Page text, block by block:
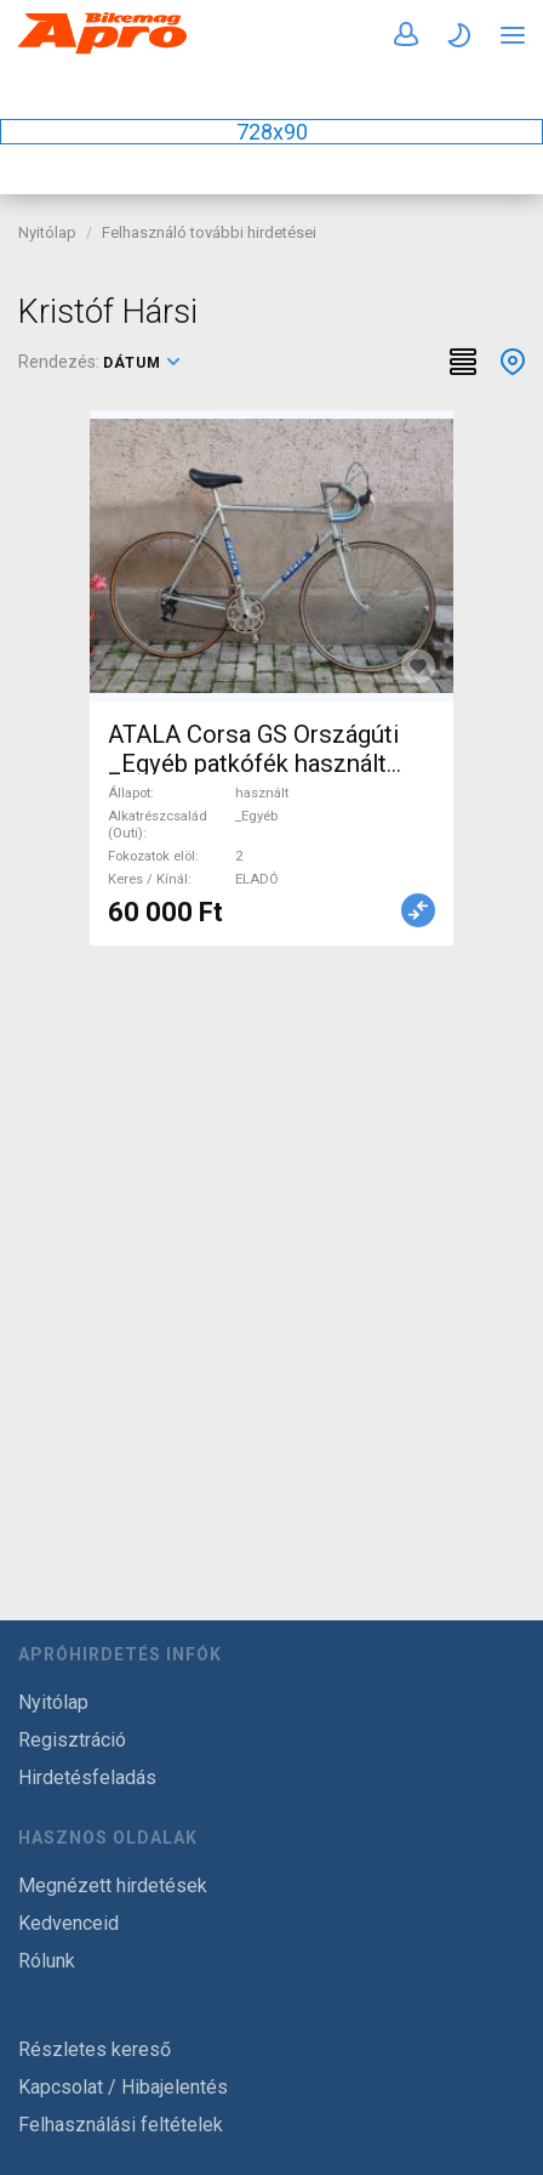
728x90
Nyitólap Felhasználó további hirdetései
Kristóf Hársi
Rendezés: DÁTUM
ATALA Corsa GS Országúti
_Egyéb patkófék használt
ELADÓ
Állapot
használt
Alkatrészcsalád
(Outi)
_Egyéb
Fokozatok elöl
2
Keres / Kínál
ELADÓ
60 000 Ft
APRÓHIRDETÉS INFÓK
Nyitólap
Regisztráció
Hirdetésfeladás
HASZNOS OLDALAK
Megnézett hirdetések
Kedvenceid
Rólunk
Részletes kereső
Kapcsolat / Hibajelentés
Felhasználási feltételek